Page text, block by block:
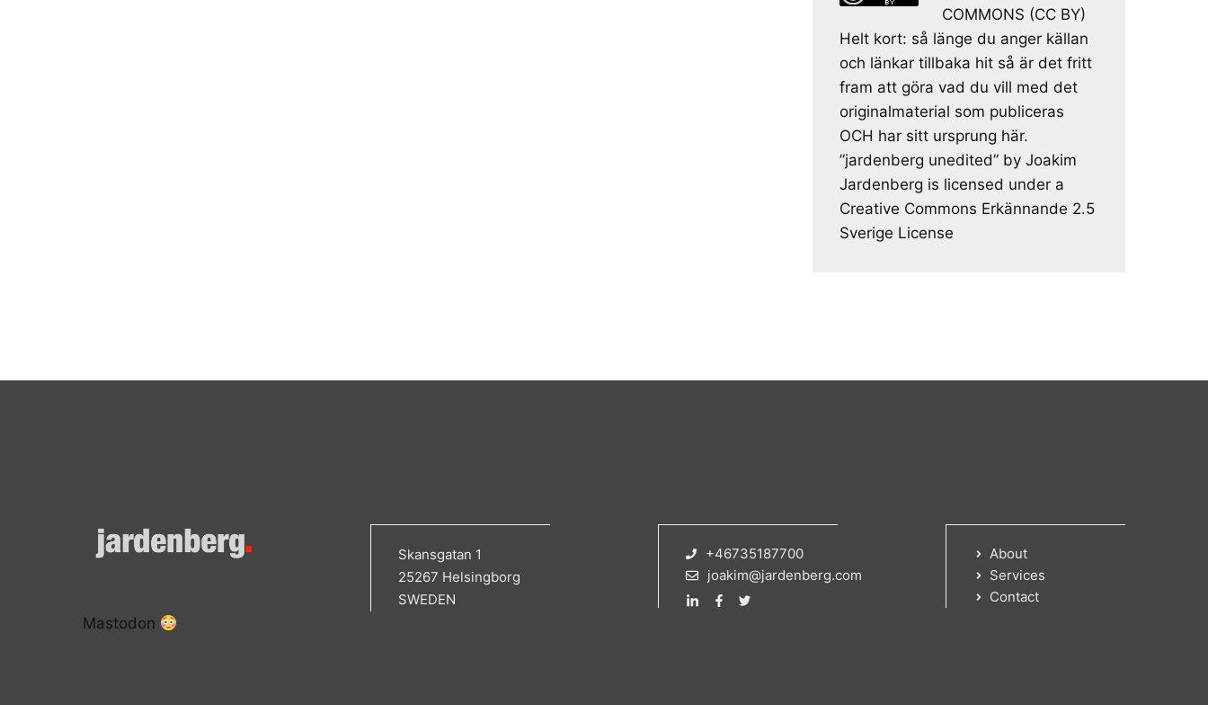
COMMONS (CC BY)
Helt kort: så länge du anger källan
och länkar tillbaka hit så är det fritt
fram att göra vad du vill med det
originalmaterial som publiceras
OCH har sitt ursprung här.
”jardenberg unedited” by Joakim
Jardenberg is licensed under a
Creative Commons Erkännande 2.5
Sverige License
Skansgatan 1
25267 Helsingborg
SWEDEN
+46735187700
joakim@jardenberg.com
About
Services
Contact
Mastodon